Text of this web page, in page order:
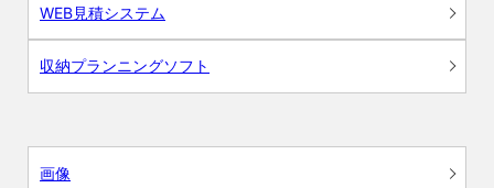
WEB見積システム
収納プランニングソフト
画像